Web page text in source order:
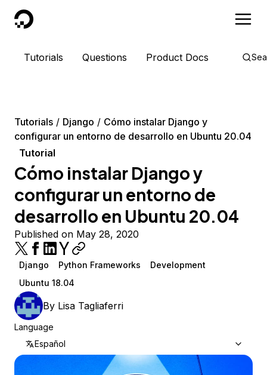
DigitalOcean
Tutorials Questions Product Docs
Tutorials Django
Cómo instalar Django y
configurar un entorno de desarrollo en Ubuntu 20.04
Tutorial
Cómo instalar Django y
configurar un entorno de
desarrollo en Ubuntu 20.04
Published on May 28, 2020
Django Python Frameworks
Development
Ubuntu 18.04
By Lisa Tagliaferri
Language
Español